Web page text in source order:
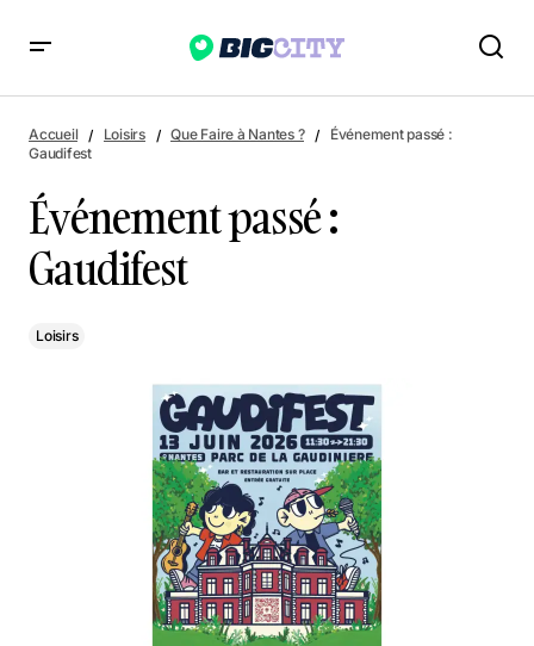
Événement passé : Gaudifest
Accueil Loisirs Que Faire à Nantes ?
Événement passé :
Gaudifest
Événement passé :
Gaudifest
Loisirs